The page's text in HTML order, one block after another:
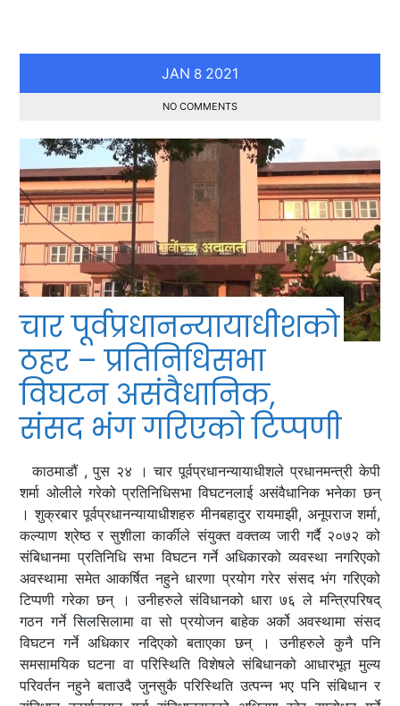
JAN 8 2021
NO COMMENTS
चार पूर्वप्रधानन्यायाधीशको
ठहर – प्रतिनिधिसभा
विघटन असंवैधानिक,
संसद भंग गरिएको टिप्पणी
काठमाडौं , पुस २४ । चार पूर्वप्रधानन्यायाधीशले प्रधानमन्त्री केपी
शर्मा ओलीले गरेको प्रतिनिधिसभा विघटनलाई असंवैधानिक भनेका छन्
। शुक्रबार पूर्वप्रधानन्यायाधीशहरु मीनबहादुर रायमाझी, अनूपराज शर्मा,
कल्याण श्रेष्ठ र सुशीला कार्कीले संयुक्त वक्तव्य जारी गर्दै २०७२ को
संबिधानमा प्रतिनिधि सभा विघटन गर्ने अधिकारको व्यवस्था नगरिएको
अवस्थामा समेत आकर्षित नहुने धारणा प्रयोग गरेर संसद भंग गरिएको
टिप्पणी गरेका छन् । उनीहरुले संविधानको धारा ७६ ले मन्त्रिपरिषद्
गठन गर्ने सिलसिलामा वा सो प्रयोजन बाहेक अर्को अवस्थामा संसद
विघटन गर्ने अधिकार नदिएको बताएका छन् । उनीहरुले कुनै पनि
समसामयिक घटना वा परिस्थिति विशेषले संबिधानको आधारभूत मुल्य
परिवर्तन नहुने बताउदै जुनसुकै परिस्थिति उत्पन्न भए पनि संबिधान र